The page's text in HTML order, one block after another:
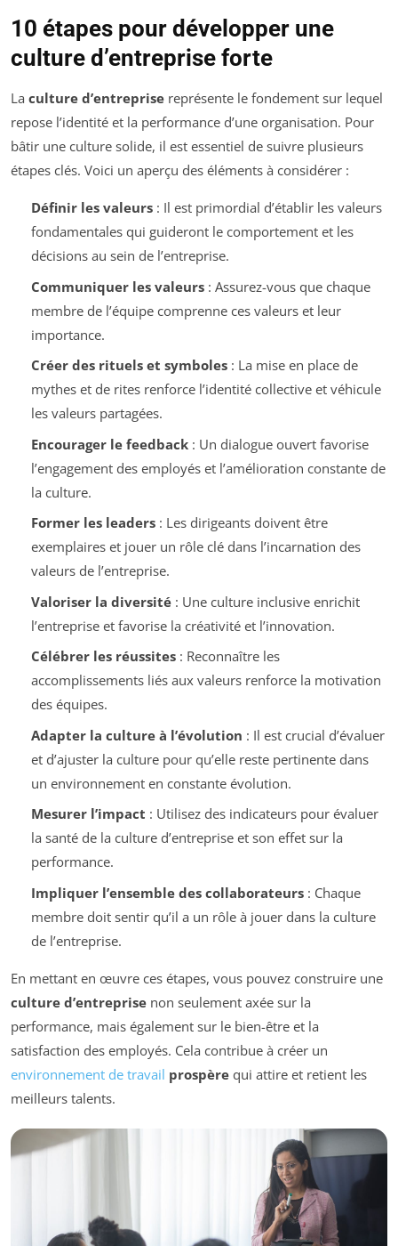
10 étapes pour développer une
culture d’entreprise forte
La culture d’entreprise représente le fondement sur lequel
repose l’identité et la performance d’une organisation. Pour
bâtir une culture solide, il est essentiel de suivre plusieurs
étapes clés. Voici un aperçu des éléments à considérer :
Définir les valeurs: Il est primordial d’établir les valeurs
fondamentales qui guideront le comportement et les
décisions au sein de l’entreprise.
Communiquer les valeurs: Assurez-vous que chaque
membre de l’équipe comprenne ces valeurs et leur
importance.
Créer des rituels et symboles: La mise en place de
mythes et de rites renforce l’identité collective et véhicule
les valeurs partagées.
Encourager le feedback: Un dialogue ouvert favorise
l’engagement des employés et l’amélioration constante de
la culture.
Former les leaders: Les dirigeants doivent être
exemplaires et jouer un rôle clé dans l’incarnation des
valeurs de l’entreprise.
Valoriser la diversité: Une culture inclusive enrichit
l’entreprise et favorise la créativité et l’innovation.
Célébrer les réussites: Reconnaître les
accomplissements liés aux valeurs renforce la motivation
des équipes.
Adapter la culture à l’évolution : Il est crucial d’évaluer
et d’ajuster la culture pour qu’elle reste pertinente dans
un environnement en constante évolution.
Mesurer l’impact : Utilisez des indicateurs pour évaluer
la santé de la culture d’entreprise et son effet sur la
performance.
Impliquer l’ensemble des collaborateurs: Chaque
membre doit sentir qu’il a un rôle à jouer dans la culture
de l’entreprise.
En mettant en œuvre ces étapes, vous pouvez construire une
culture d’entreprise non seulement axée sur la
performance, mais également sur le bien-être et la
satisfaction des employés. Cela contribue à créer un
environnement de travail prospère qui attire et retient les
meilleurs talents.